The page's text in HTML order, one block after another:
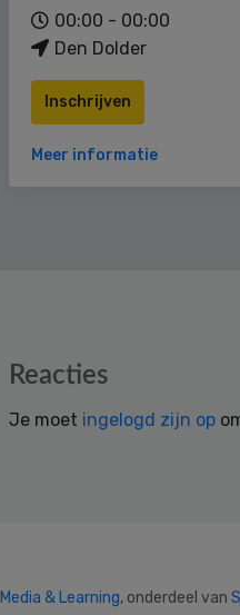
00:00 - 00:00
Den Dolder
Inschrijven
Meer informatie
Reacties
Je moet ingelogd zijn op
& Learning, onderdeel van